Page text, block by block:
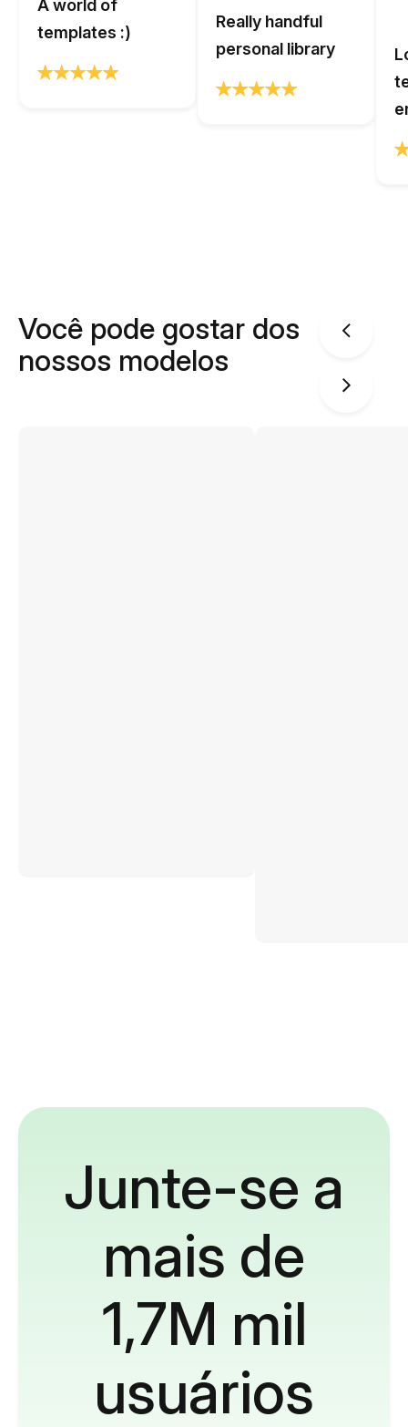
A world of
templates :)
Really handful
personal library
Você pode gostar dos
nossos modelos
Junte-se a
mais de
1,7M mil
usuários